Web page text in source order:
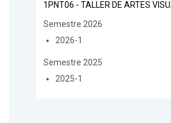
1PNT06 - TALLER DE ARTES
Semestre 2026
2026-1
Semestre 2025
2025-1